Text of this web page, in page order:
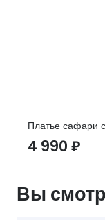
Платье сафари
4 990 ₽
Вы